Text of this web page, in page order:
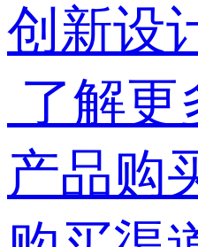
创新设
了解更
产品购